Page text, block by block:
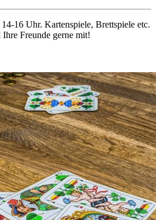
16 Uhr. Kartenspiele, Brettspiele etc.
Freunde gerne mit!